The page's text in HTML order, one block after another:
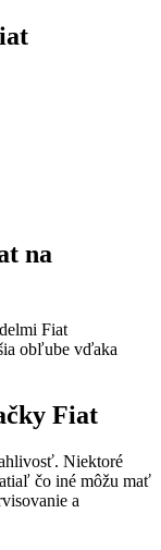
na
Fiat
obľube vďaka
Fiat
Niektoré
čo iné môžu mať
a